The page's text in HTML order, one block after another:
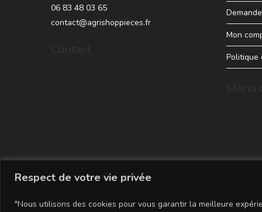
Respect de votre vie privée
"Nous utilisons des cookies pour vous garantir la meilleure
06 83 48 03 65
contact@agrishoppieces.fr
Mon
Politique
Copyright - WordPress Theme by OceanWP